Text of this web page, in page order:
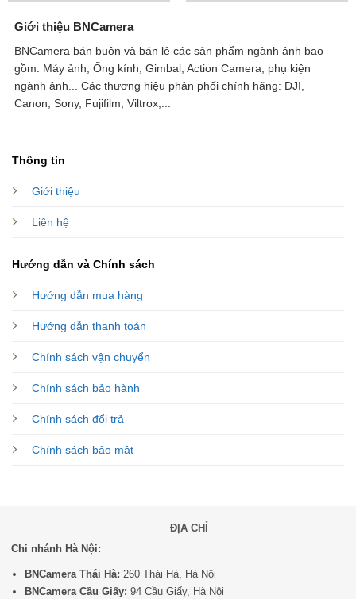
Giới thiệu BNCamera
BNCamera bán buôn và bán lẻ các sản phẩm ngành ảnh bao
gồm: Máy ảnh, Ống kính, Gimbal, Action Camera, phụ kiện
ngành ảnh...
Các thương hiệu phân phối chính hãng: DJI,
Canon, Sony, Fujifilm, Viltrox,...
Thông tin
Giới thiệu
Liên hệ
Hướng dẫn và Chính sách
Hướng dẫn mua hàng
Hướng dẫn thanh toán
Chính sách vận chuyển
Chính sách bảo hành
Chính sách đổi trả
Chính sách bảo mật
ĐỊA CHỈ
Chi nhánh Hà Nội:
BNCamera Thái Hà: 260 Thái Hà, Hà Nội
BNCamera Cầu Giấy: 94 Cầu Giấy, Hà Nội